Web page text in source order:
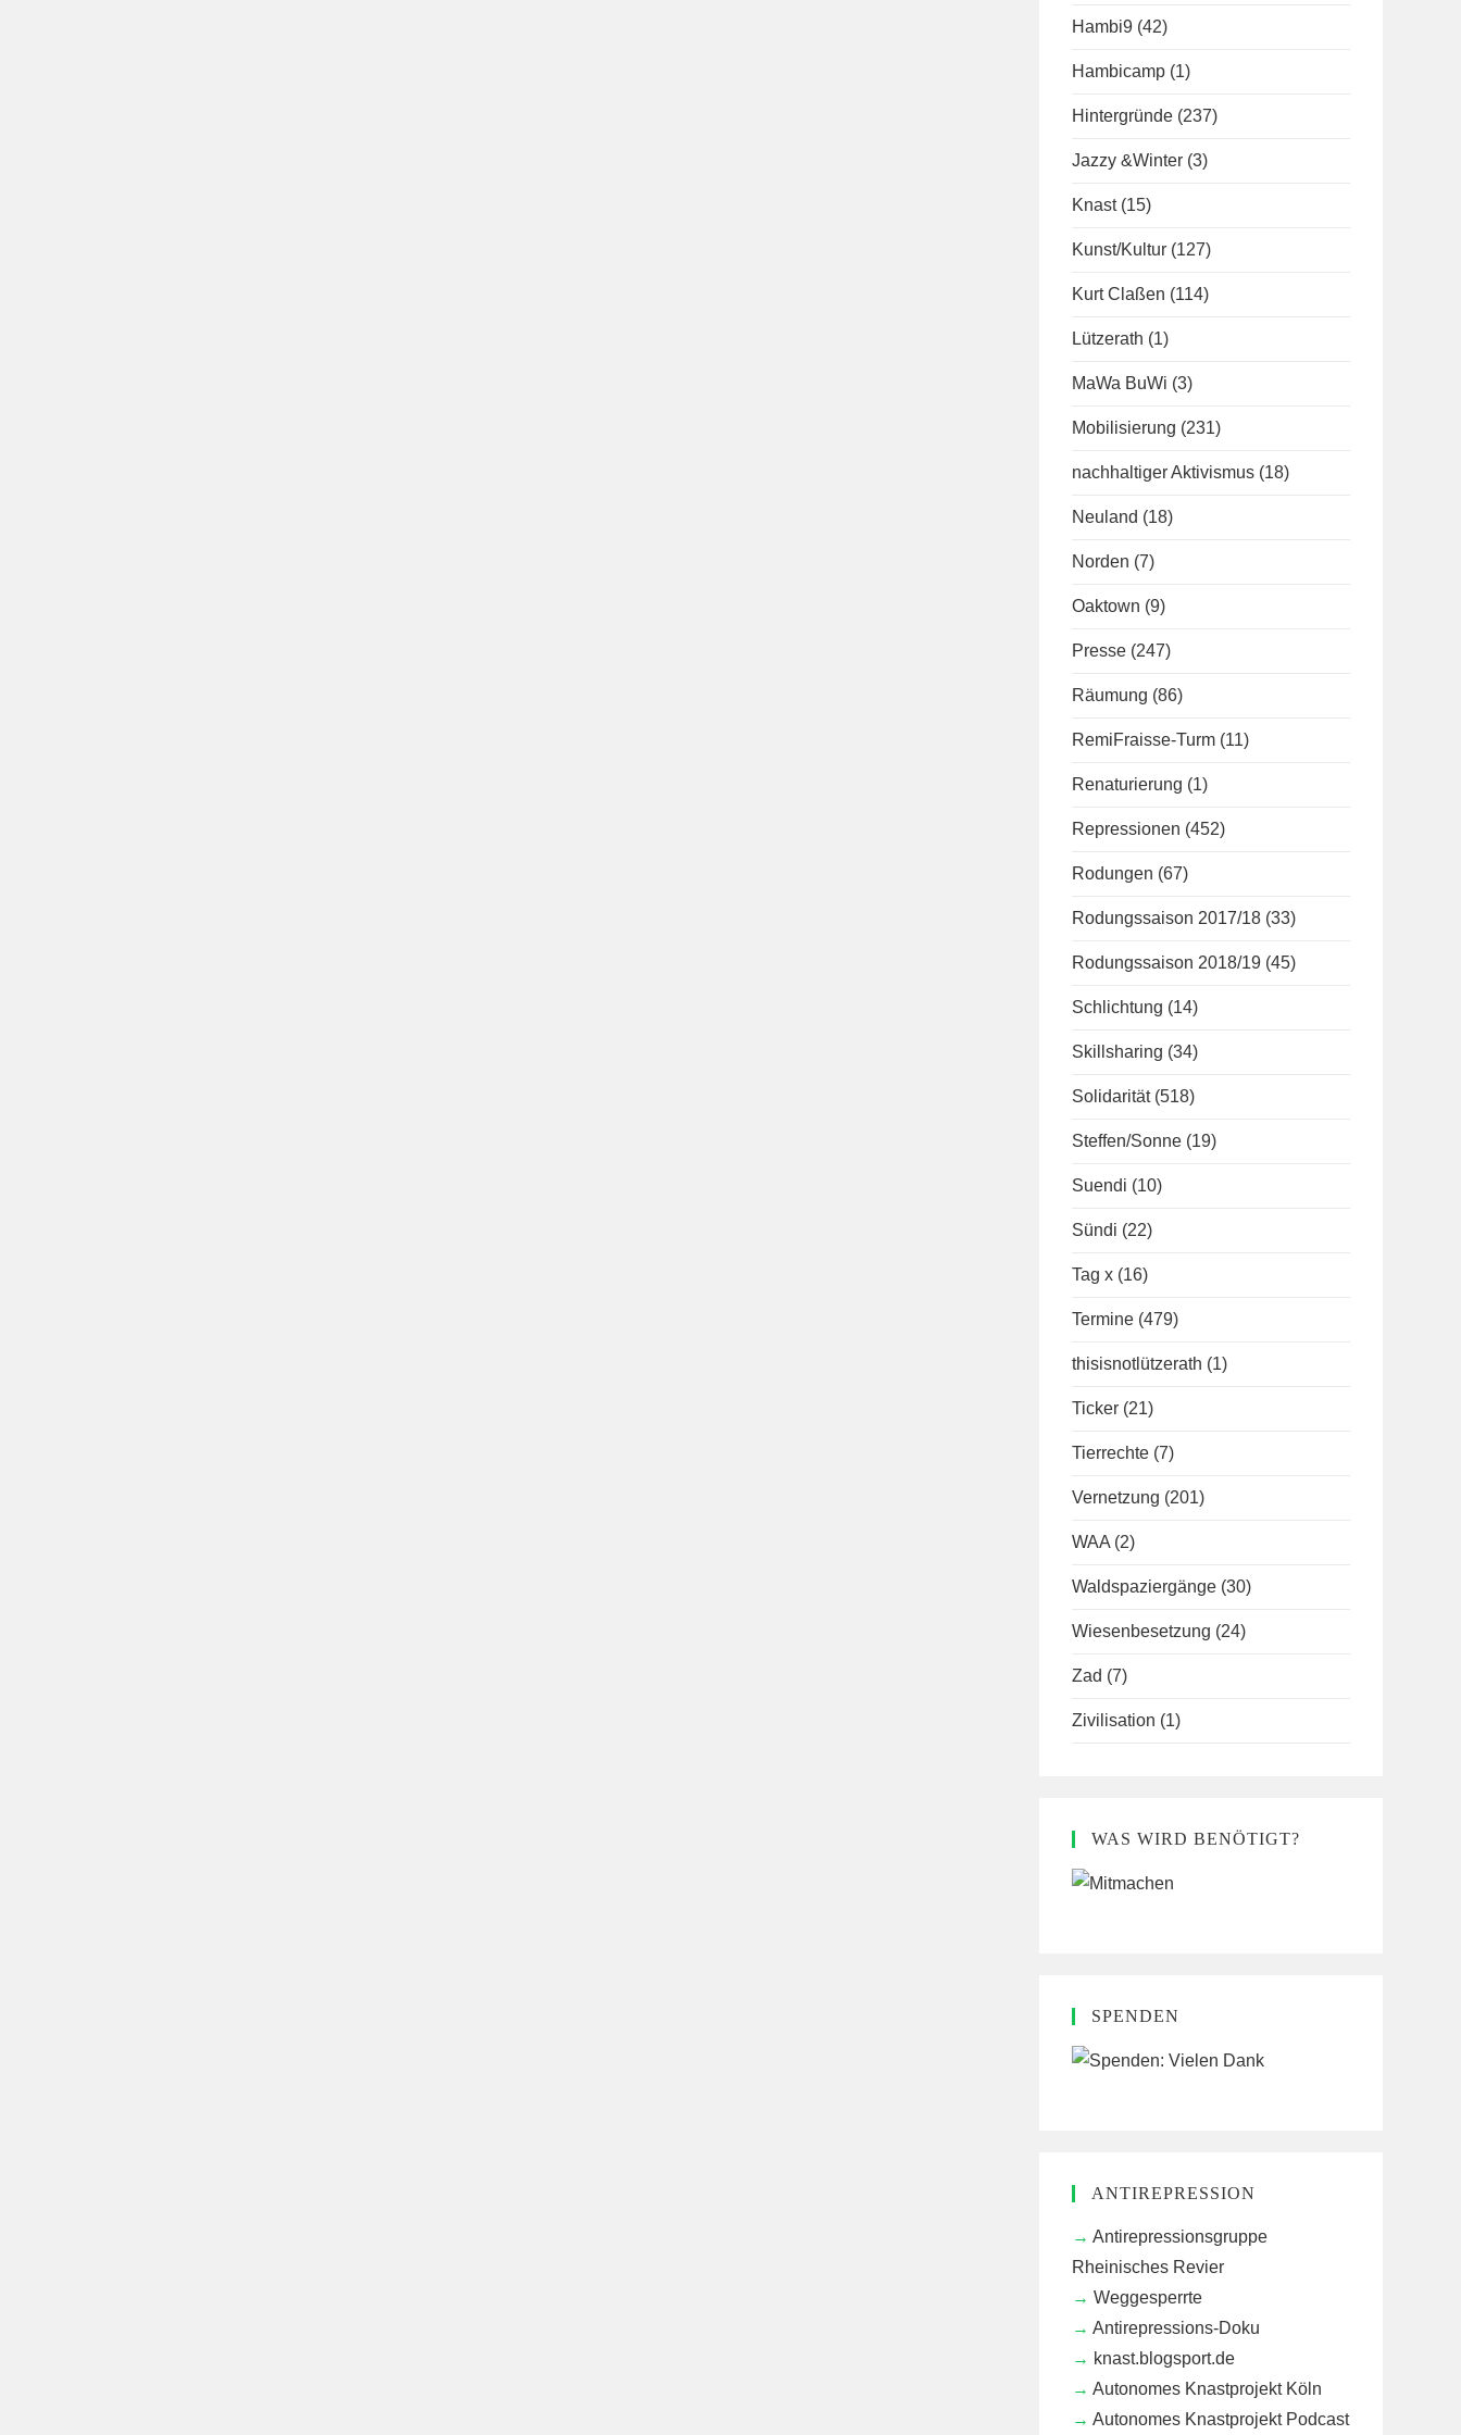
Hambi9 (42)
Hambicamp (1)
Hintergründe (237)
Jazzy &Winter (3)
Knast (15)
Kunst/Kultur (127)
Kurt Claßen (114)
Lützerath (1)
MaWa BuWi (3)
Mobilisierung (231)
nachhaltiger Aktivismus (18)
Neuland (18)
Norden (7)
Oaktown (9)
Presse (247)
Räumung (86)
RemiFraisse-Turm (11)
Renaturierung (1)
Repressionen (452)
Rodungen (67)
Rodungssaison 2017/18 (33)
Rodungssaison 2018/19 (45)
Schlichtung (14)
Skillsharing (34)
Solidarität (518)
Steffen/Sonne (19)
Suendi (10)
Sündi (22)
Tag x (16)
Termine (479)
thisisnotlützerath (1)
Ticker (21)
Tierrechte (7)
Vernetzung (201)
WAA (2)
Waldspaziergänge (30)
Wiesenbesetzung (24)
Zad (7)
Zivilisation (1)
WAS WIRD BENÖTIGT?
SPENDEN
ANTIREPRESSION
Antirepressionsgruppe
Rheinisches Revier
Weggesperrte
Antirepressions-Doku
knast.blogsport.de
Autonomes Knastprojekt Köln
Autonomes Knastprojekt Podcast